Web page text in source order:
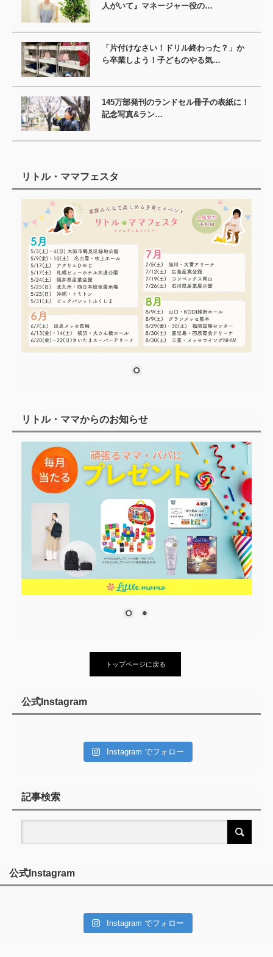
人がいて』マネージャー役の…
「片付けなさい！ドリル終わった？」か
ら卒業しよう！子どものやる気…
145万部発刊のランドセル冊子の表紙に！
記念写真&ラン…
リトル・ママフェスタ
リトル・ママからのお知らせ
トップページに戻る
公式Instagram
Instagram でフォロー
記事検索
公式Instagram
Instagram でフォロー